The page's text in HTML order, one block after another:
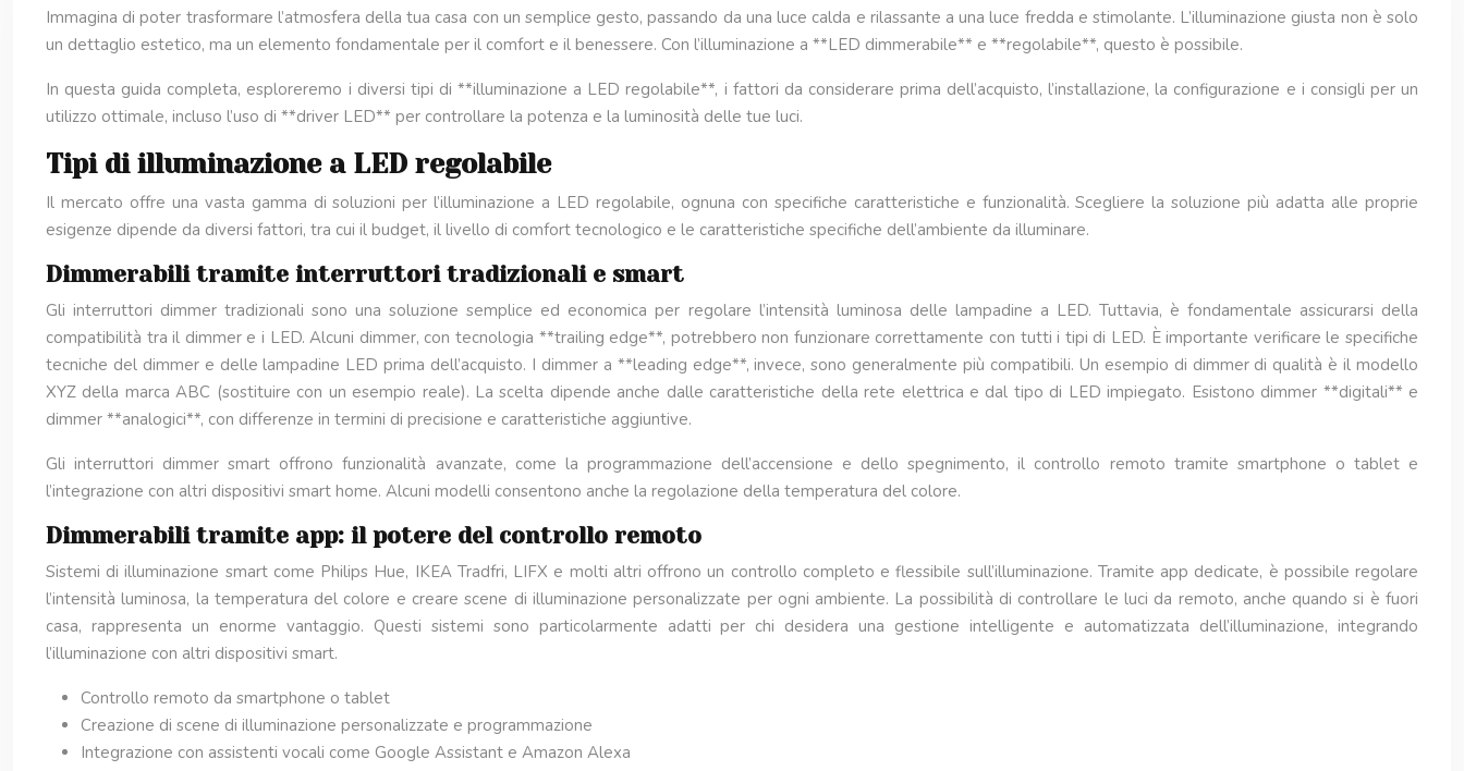
Immagina di poter trasformare l’atmosfera della tua casa con un semplice gesto, passando da una luce calda e rilassante a una luce fredda e stimolante. L’illuminazione giusta non è solo
un dettaglio estetico, ma un elemento fondamentale per il comfort e il benessere. Con l’illuminazione a **LED dimmerabile** e **regolabile**, questo è possibile.
In questa guida completa, esploreremo i diversi tipi di **illuminazione a LED regolabile**, i fattori da considerare prima dell’acquisto, l’installazione, la configurazione e i consigli per un
utilizzo ottimale, incluso l’uso di **driver LED** per controllare la potenza e la luminosità delle tue luci.
Tipi di illuminazione a LED regolabile
Il mercato offre una vasta gamma di soluzioni per l’illuminazione a LED regolabile, ognuna con specifiche caratteristiche e funzionalità. Scegliere la soluzione più adatta alle proprie
esigenze dipende da diversi fattori, tra cui il budget, il livello di comfort tecnologico e le caratteristiche specifiche dell’ambiente da illuminare.
Dimmerabili tramite interruttori tradizionali e smart
Gli interruttori dimmer tradizionali sono una soluzione semplice ed economica per regolare l’intensità luminosa delle lampadine a LED. Tuttavia, è fondamentale assicurarsi della
compatibilità tra il dimmer e i LED. Alcuni dimmer, con tecnologia **trailing edge**, potrebbero non funzionare correttamente con tutti i tipi di LED. È importante verificare le specifiche
tecniche del dimmer e delle lampadine LED prima dell’acquisto. I dimmer a **leading edge**, invece, sono generalmente più compatibili. Un esempio di dimmer di qualità è il modello
XYZ della marca ABC (sostituire con un esempio reale). La scelta dipende anche dalle caratteristiche della rete elettrica e dal tipo di LED impiegato. Esistono dimmer **digitali** e
dimmer **analogici**, con differenze in termini di precisione e caratteristiche aggiuntive.
Gli interruttori dimmer smart offrono funzionalità avanzate, come la programmazione dell’accensione e dello spegnimento, il controllo remoto tramite smartphone o tablet e
l’integrazione con altri dispositivi smart home. Alcuni modelli consentono anche la regolazione della temperatura del colore.
Dimmerabili tramite app: il potere del controllo remoto
Sistemi di illuminazione smart come Philips Hue, IKEA Tradfri, LIFX e molti altri offrono un controllo completo e flessibile sull’illuminazione. Tramite app dedicate, è possibile regolare
l’intensità luminosa, la temperatura del colore e creare scene di illuminazione personalizzate per ogni ambiente. La possibilità di controllare le luci da remoto, anche quando si è fuori
casa, rappresenta un enorme vantaggio. Questi sistemi sono particolarmente adatti per chi desidera una gestione intelligente e automatizzata dell’illuminazione, integrando
l’illuminazione con altri dispositivi smart.
Controllo remoto da smartphone o tablet
Creazione di scene di illuminazione personalizzate e programmazione
Integrazione con assistenti vocali come Google Assistant e Amazon Alexa